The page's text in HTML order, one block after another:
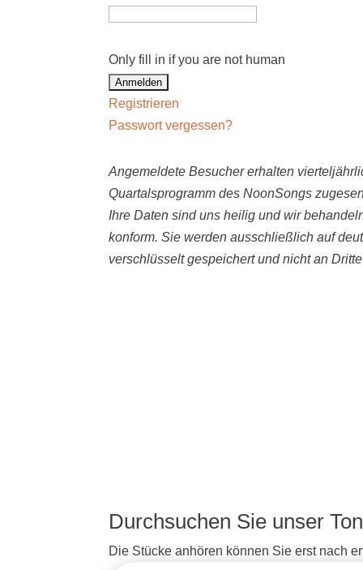
Only fill in if you are not human
Registrieren
Passwort vergessen?
Angemeldete Besucher erhalten
Quartalsprogramm des NoonSongs
Ihre Daten sind uns heilig und wir
konform. Sie werden ausschließlich auf
verschlüsselt gespeichert und nicht an
Durchsuchen Sie unser
Die Stücke anhören können Sie erst nach